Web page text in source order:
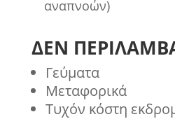
αναπνοών)
ΔΕΝ
Γεύματα
Μεταφορικά
Τυχόν κόστη